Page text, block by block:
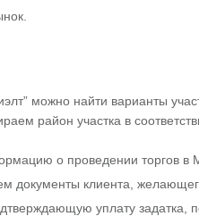
можно найти варианты
район участка в
о проведении торгов в
документы клиента,
уплату задатка,